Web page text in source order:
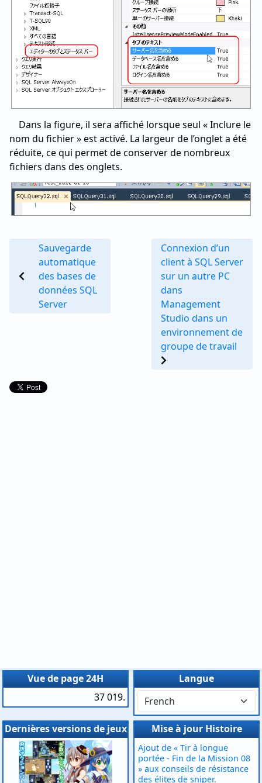
Dans la figure, il sera affiché lorsque seul « Inclure le
nom du fichier » est activé. La largeur de l’onglet a été
réduite, ce qui permet de conserver de nombreux
fichiers dans des onglets.
Sauvegarde
automatique
des bases de
données SQL
Server
Connexion d’un
client à SQL Server
sur un autre PC
dans
Management
Studio dans un
environnement de
groupe de travail
Vue de page 24H
37 019.
Langue
Dernières versions de jeux Mise à jour Histoire
Ajout de « Tir à longue
portée - Fin de la Mission 08
» aux conseils de résistance
des élites de sniper.